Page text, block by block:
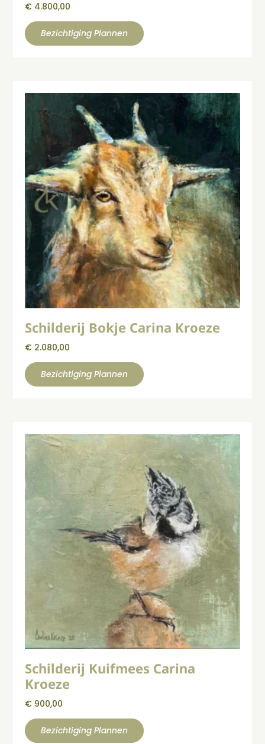
€ 4.800,00
Bezichtiging Plannen
Schilderij Bokje Carina Kroeze
€ 2.080,00
Bezichtiging Plannen
Schilderij Kuifmees Carina
Kroeze
€ 900,00
Bezichtiging Plannen